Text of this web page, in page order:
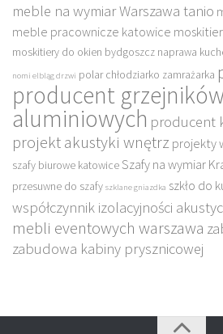
meble na wymiar Warszawa tanio
meble pracownicze katowice
moskitiery do okien bydgoszcz naprawa
nomi elbląg drzwi polar chłodziarko zamrażarka
producent
aluminiowych producent
projekt akustyki wnętrz projekty
szafy biurowe katowiceSzafy na wymiar
przesuwne do szafy szklane gniazdka szkło do
współczynnik izolacyjności
mebli eventowych warszawa
zabudowa kabiny prysznicowej